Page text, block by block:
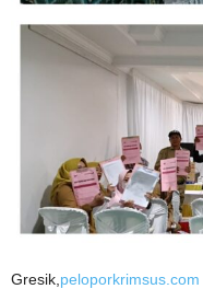
Gresik, peloporkrimsus.com